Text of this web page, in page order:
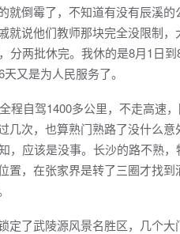
就倒霉了，不知道有没有辰溪
就说他们教师那块完全没限制
分两批休完。我休的是8月1日
又是为人民服务了。
自驾1400多公里，不走高速
几次，也算熟门熟路了没什么
，应该是没事。长沙的路不熟
置，在张家界是转了三圈才找
了武陵源风景名胜区，几个大